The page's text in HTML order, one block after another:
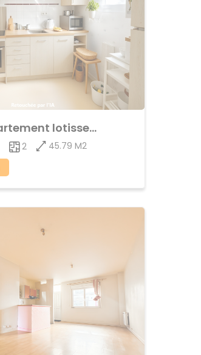
Achat Appartement lotissement
2 45.79 M2